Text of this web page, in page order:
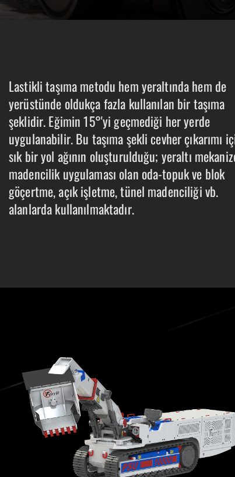
Lastikli taşıma metodu hem yeraltında hem de
yerüstünde oldukça fazla kullanılan bir taşıma
şeklidir. Eğimin 15°'yi geçmediği her yerde
uygulanabilir. Bu taşıma şekli cevher çıkarımı
sık bir yol ağının oluşturulduğu; yeraltı
madencilik uygulaması olan oda-topuk ve blok
göçertme, açık işletme, tünel madenciliği vb.
alanlarda kullanılmaktadır.